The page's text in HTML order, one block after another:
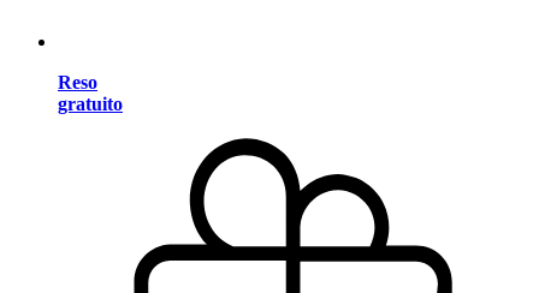
Reso
gratuito